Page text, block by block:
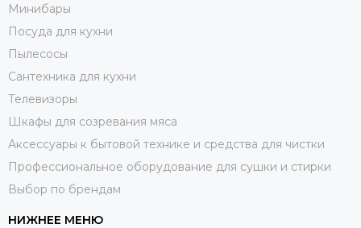
Минибары
Посуда для кухни
Пылесосы
Сантехника для кухни
Телевизоры
Шкафы для созревания мяса
Аксессуары к бытовой технике и средства для чистки
Профессиональное оборудование для сушки и стирки
Выбор по брендам
НИЖНЕЕ МЕНЮ